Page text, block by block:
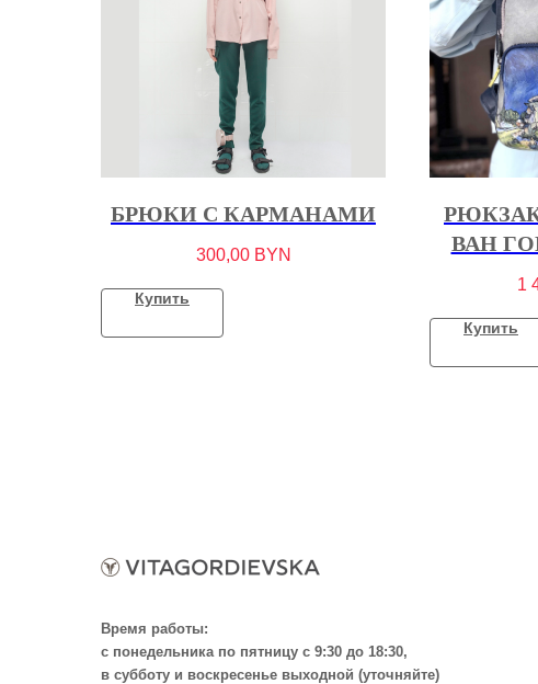
БРЮКИ С КАРМАНАМИ
300,00 BYN
Купить
ВАН
1
Купить
Время работы:
с понедельника по пятницу с 9:30 до 18:30,
в субботу и воскресенье выходной (уточняйте)